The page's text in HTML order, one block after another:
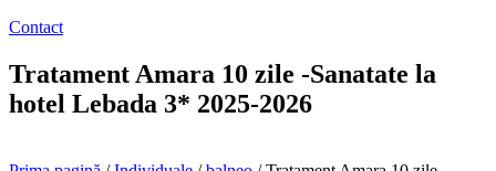
Contact
Tratament Amara 10 zile -Sanatate la
hotel Lebada 3* 2025-2026